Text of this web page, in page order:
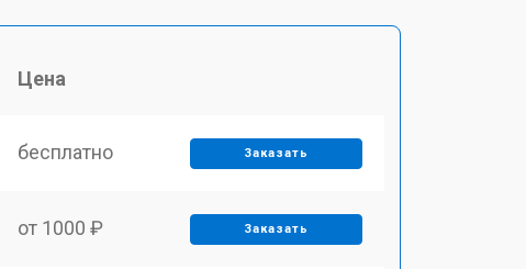
Цена
бесплатно Заказать
от 1000 ₽ Заказать